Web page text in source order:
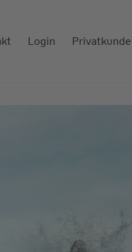
Login